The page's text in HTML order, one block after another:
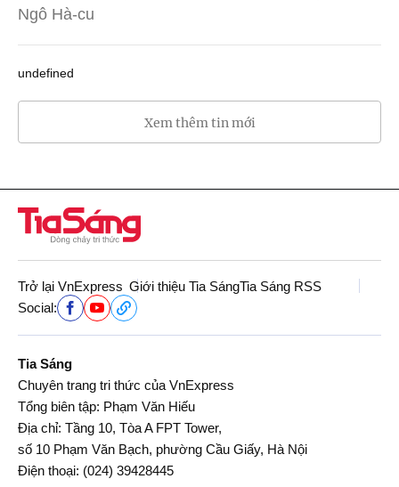
Ngô Hà-cu
undefined
Xem thêm tin mới
Trở lại VnExpress Giới thiệu Tia SángTia Sáng RSS
Social:
Tia Sáng
Chuyên trang tri thức của VnExpress
Tổng biên tập: Phạm Văn Hiếu
Địa chỉ: Tầng 10, Tòa A FPT Tower,
số 10 Phạm Văn Bạch, phường Cầu Giấy, Hà Nội
Điện thoại: (024) 39428445